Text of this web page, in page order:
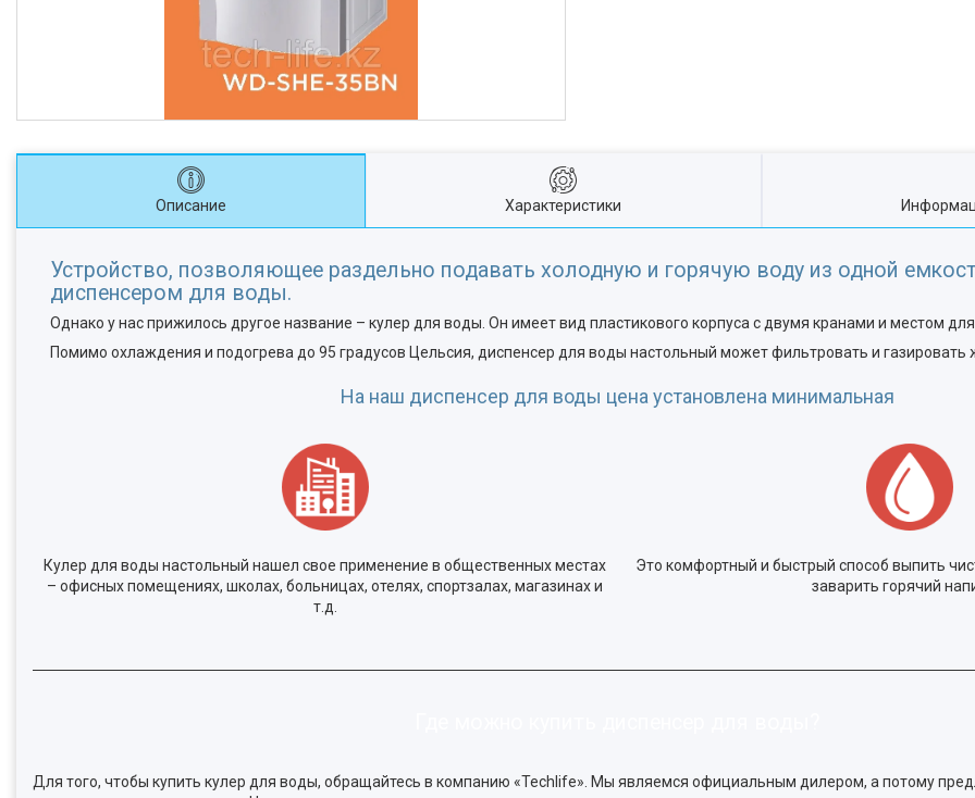
Описание Характеристики
Устройство, позволяющее раздельно подавать холодную и горячую воду из одной
диспенсером для воды.
Однако у нас прижилось другое название – кулер для воды. Он имеет вид пластикового корпуса с двумя кранами и местом для
Помимо охлаждения и подогрева до 95 градусов Цельсия, диспенсер для воды настольный может фильтровать и газировать
На наш диспенсер для воды цена установлена минимальная
Кулер для воды настольный нашел свое применение в общественных местах
– офисных помещениях, школах, больницах, отелях, спортзалах, магазинах и
т.д.
Это комфортный и быстрый способ выпить
заварить горячий
Для того, чтобы купить кулер для воды, обращайтесь в компанию «Techlife». Мы являемся официальным дилером, а потому